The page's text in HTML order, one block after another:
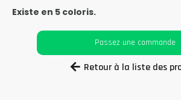
Existe en 5 coloris.
Passez une commande
Retour à la liste des